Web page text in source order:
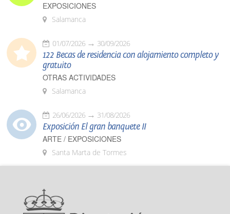
EXPOSICIONES
Salamanca
01/07/2026 30/09/2026
122 Becas de residencia con alojamiento completo y
gratuito
OTRAS ACTIVIDADES
Salamanca
26/06/2026 31/08/2026
Exposición El gran banquete II
ARTE / EXPOSICIONES
Santa Marta de Tormes